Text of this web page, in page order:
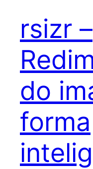
rsizr –
do
forma